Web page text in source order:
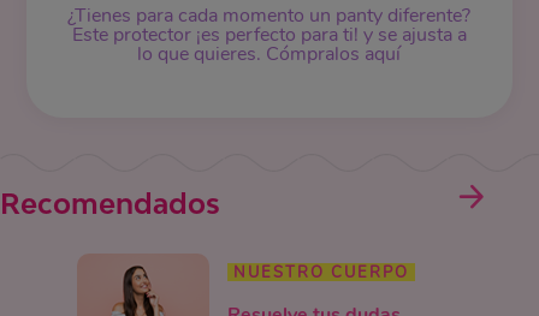
¿Tienes para cada momento un panty diferente?
Este protector ¡es perfecto para ti! y se ajusta a
lo que quieres. Cómpralos aquí
Recomendados
NUESTRO CUERPO